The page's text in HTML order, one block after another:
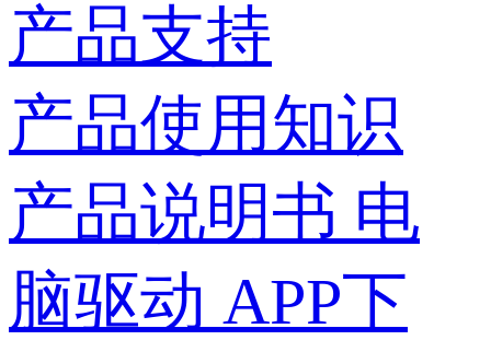
产品支持
产品使用知识
产品说明书 电
脑驱动 APP下